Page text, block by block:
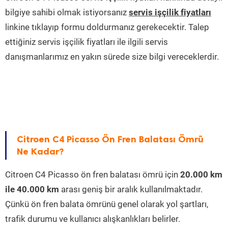
bilgiye sahibi olmak istiyorsanız servis işçilik fiyatları
linkine tıklayıp formu doldurmanız gerekecektir. Talep
ettiğiniz servis işçilik fiyatları ile ilgili servis
danışmanlarımız en yakın sürede size bilgi vereceklerdir.
Citroen C4 Picasso Ön Fren Balatası Ömrü
Ne Kadar?
Citroen C4 Picasso ön fren balatası ömrü için 20.000 km
ile 40.000 km arası geniş bir aralık kullanılmaktadır.
Çünkü ön fren balata ömrünü genel olarak yol şartları,
trafik durumu ve kullanıcı alışkanlıkları belirler.